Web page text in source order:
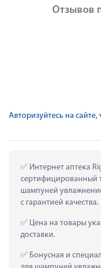
Отзывов
Авторизуйтесь на сайте,
Интернет аптека
сертифицированный
шампуней
с гарантией качества.
Цена на товары
доставки.
Бонусная и